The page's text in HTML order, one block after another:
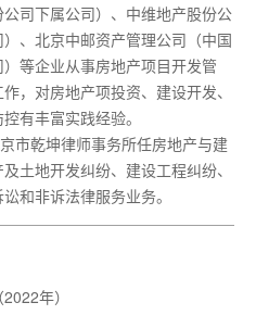
司下属公司）、中维地产股份公
、北京中邮资产管理公司（中国
等企业从事房地产项目开发管
，对房地产项投资、建设开发、
有丰富实践经验。
市乾坤律师事务所任房地产与建
土地开发纠纷、建设工程纠纷、
和非诉法律服务业务。
2022年）